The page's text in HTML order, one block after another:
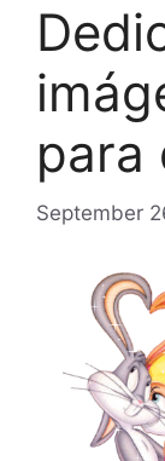
para
September